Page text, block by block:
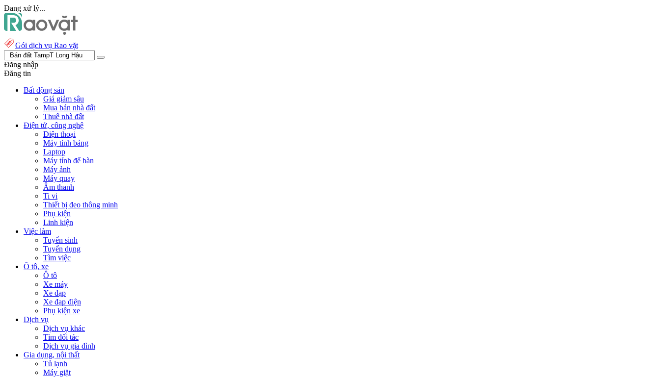
Đang xử lý...
Gói dịch vụ Rao vặt
Đăng nhập
Đăng tin
Bất động sản
Giá giảm sâu
Mua bán nhà đất
Thuê nhà đất
Điện tử, công nghệ
Điện thoại
Máy tính bảng
Laptop
Máy tính để bàn
Máy ảnh
Máy quay
Âm thanh
Ti vi
Thiết bị đeo thông minh
Phụ kiện
Linh kiện
Việc làm
Tuyển sinh
Tuyển dụng
Tìm việc
Ô tô, xe
Ô tô
Xe máy
Xe đạp
Xe đạp điện
Phụ kiện xe
Dịch vụ
Dịch vụ khác
Tìm đối tác
Dịch vụ gia đình
Gia dụng, nội thất
Tủ lạnh
Máy giặt